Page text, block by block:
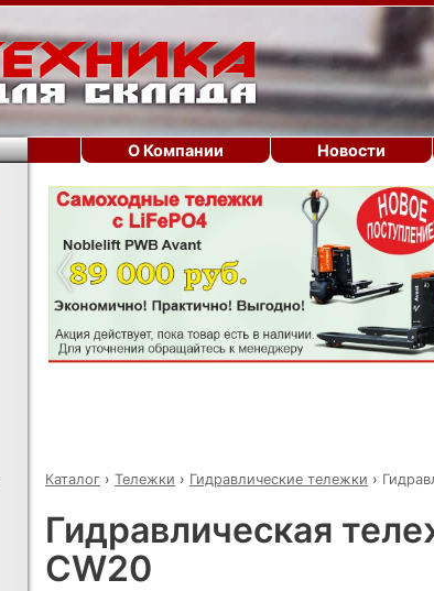
‹
Каталог › Тележки › Гидравлические тележки ›
Гидравлическая
CW20
О Компании Новости